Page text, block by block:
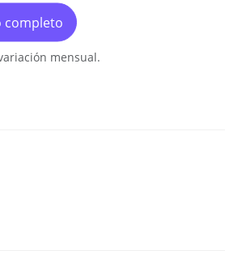
completo
mensual.